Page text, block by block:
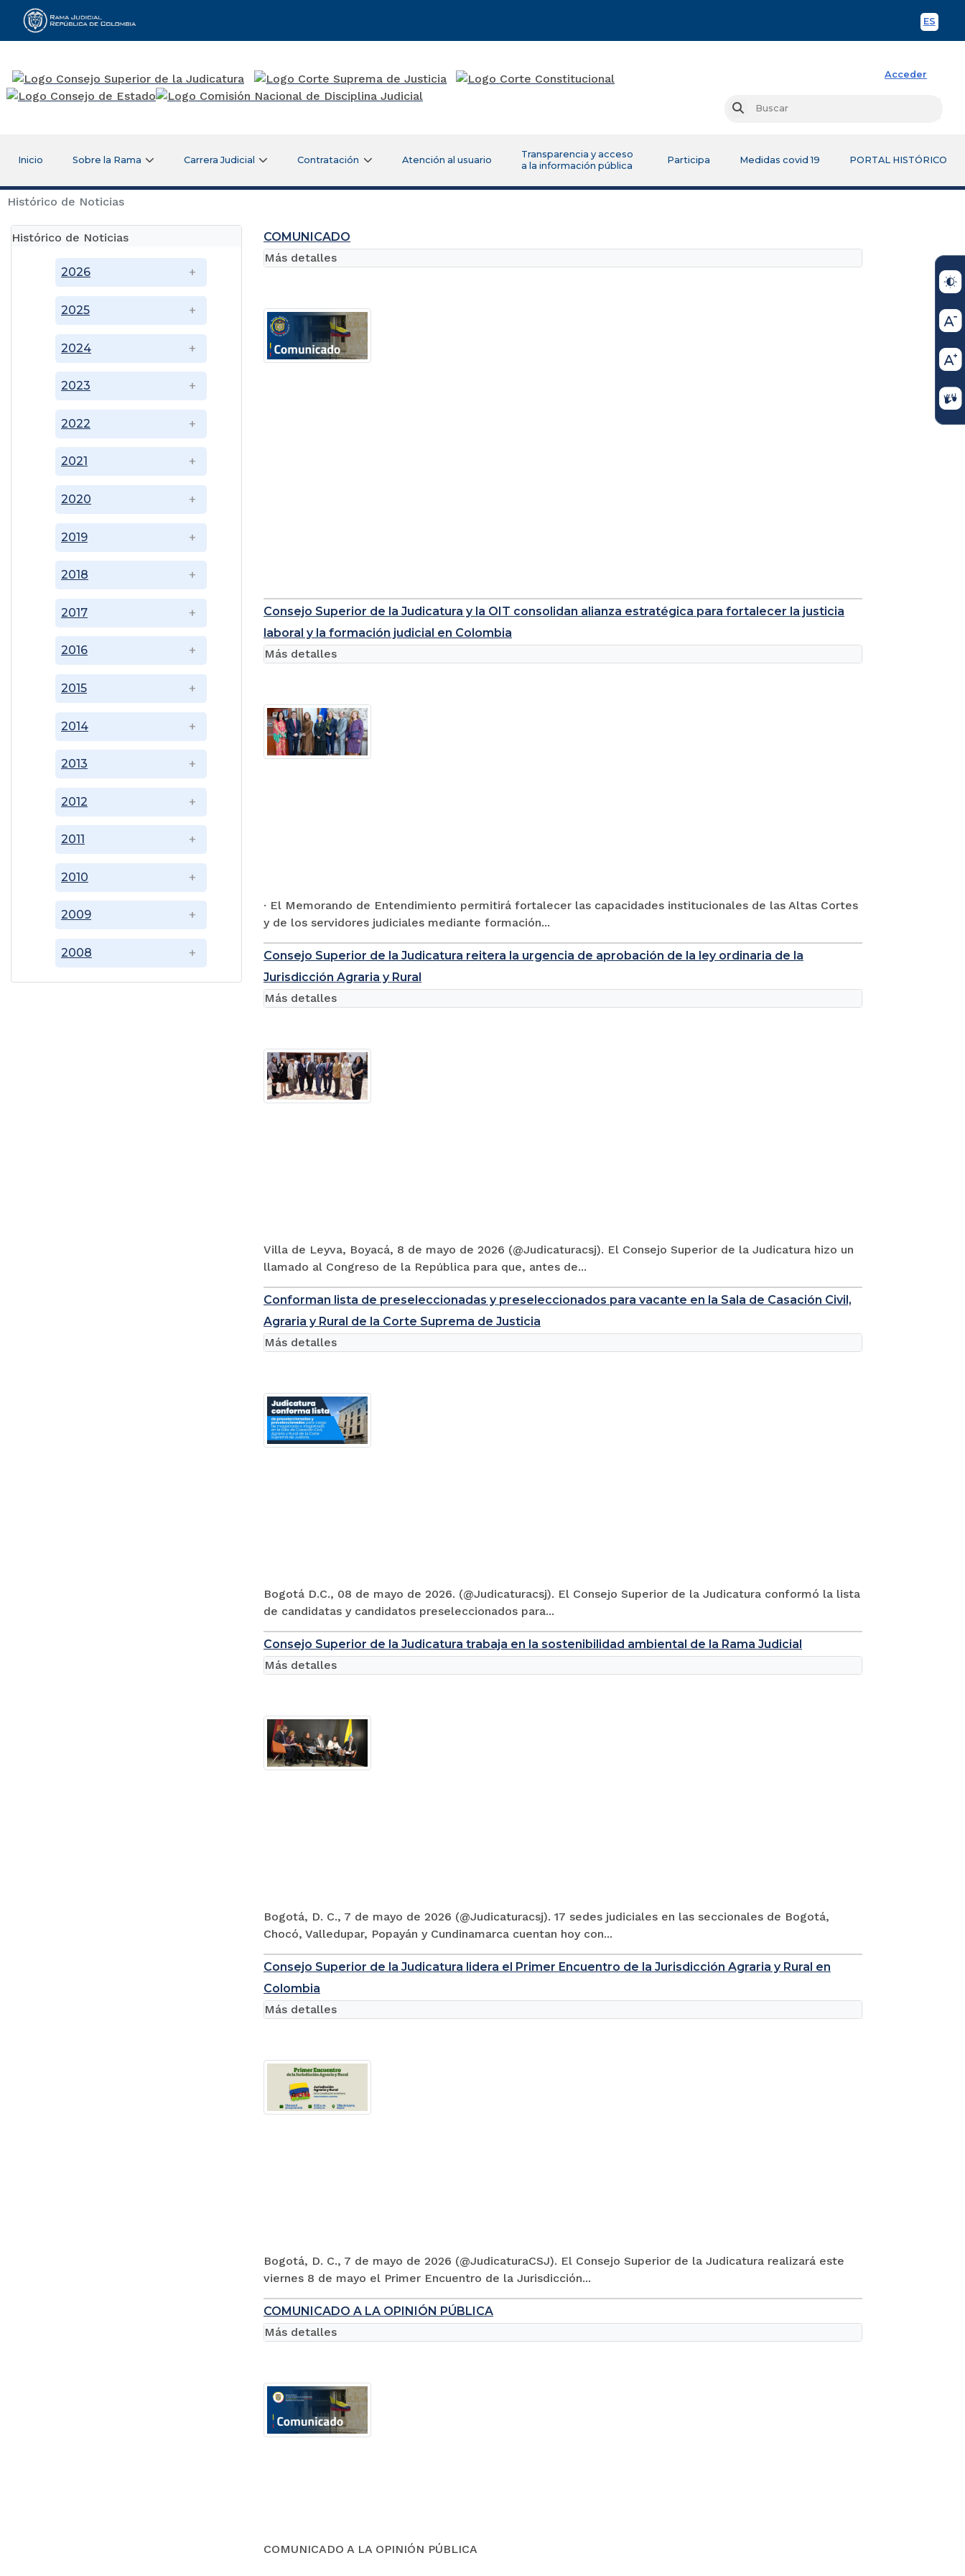
ES
Rama Judicial
Acceder
Buscar
Inicio Sobre la Rama Carrera Judicial Contratación Atención al usuario
Transparencia y acceso
a la información pública
Participa Medidas covid 19 PORTAL HISTÓRICO
Histórico de Noticias
Histórico de Noticias
2008
2009
2010
2011
2012
2013
2014
2015
2016
2017
2018
2019
2020
2021
2022
2023
2024
2025
2026
COMUNICADO
Más detalles
Consejo Superior de la Judicatura y la OIT consolidan alianza estratégica para fortalecer la justicia
laboral y la formación judicial en Colombia
· El Memorando de Entendimiento permitirá fortalecer las capacidades institucionales de las Altas Cortes
y de los servidores judiciales mediante formación...
Más detalles
Consejo Superior de la Judicatura reitera la urgencia de aprobación de la ley ordinaria de la
Jurisdicción Agraria y Rural
Villa de Leyva, Boyacá, 8 de mayo de 2026 (@Judicaturacsj). El Consejo Superior de la Judicatura hizo un
llamado al Congreso de la República para que, antes de...
Más detalles
Conforman lista de preseleccionadas y preseleccionados para vacante en la Sala de Casación Civil,
Agraria y Rural de la Corte Suprema de Justicia
Bogotá D.C., 08 de mayo de 2026. (@Judicaturacsj). El Consejo Superior de la Judicatura conformó la lista
de candidatas y candidatos preseleccionados para...
Más detalles
Consejo Superior de la Judicatura trabaja en la sostenibilidad ambiental de la Rama Judicial
Bogotá, D. C., 7 de mayo de 2026 (@Judicaturacsj). 17 sedes judiciales en las seccionales de Bogotá,
Chocó, Valledupar, Popayán y Cundinamarca cuentan hoy con...
Más detalles
Consejo Superior de la Judicatura lidera el Primer Encuentro de la Jurisdicción Agraria y Rural en
Colombia
Bogotá, D. C., 7 de mayo de 2026 (@JudicaturaCSJ). El Consejo Superior de la Judicatura realizará este
viernes 8 de mayo el Primer Encuentro de la Jurisdicción...
Más detalles
COMUNICADO A LA OPINIÓN PÚBLICA
COMUNICADO A LA OPINIÓN PÚBLICA
Más detalles